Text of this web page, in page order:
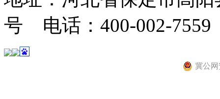
号 电话：400-002-7559
冀公网